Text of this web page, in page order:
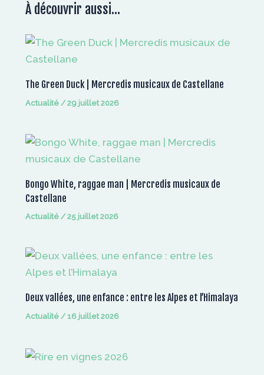
À découvrir aussi...
The Green Duck | Mercredis musicaux de Castellane
Actualité/29 juillet 2026
Bongo White, raggae man | Mercredis musicaux de
Castellane
Actualité/25 juillet 2026
Deux vallées, une enfance : entre les Alpes et l’Himalaya
Actualité/16 juillet 2026